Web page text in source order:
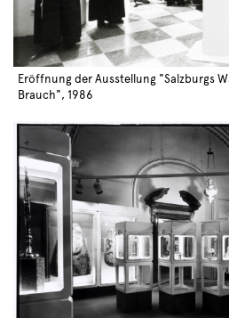
Eröffnung der Ausstellung "Salzburgs
Brauch", 1986